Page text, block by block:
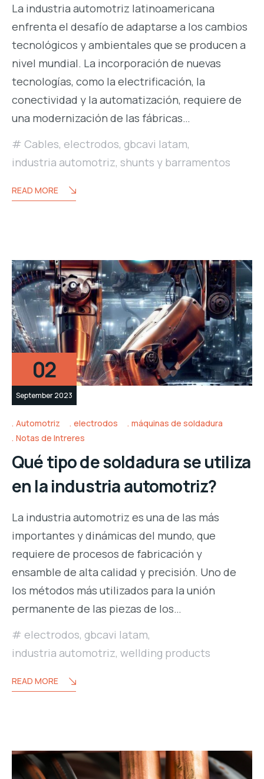
La industria automotriz latinoamericana
enfrenta el desafío de adaptarse a los cambios
tecnológicos y ambientales que se producen a
nivel mundial. La incorporación de nuevas
tecnologías, como la electrificación, la
conectividad y la automatización, requiere de
una modernización de las fábricas…
Cables, electrodos, gbcavi latam,
industria automotriz, shunts y barramentos
READ MORE
02
September 2023
Automotriz electrodos
máquinas de soldadura
Notas de Intreres
Qué tipo de soldadura se utiliza
en la industria automotriz?
La industria automotriz es una de las más
importantes y dinámicas del mundo, que
requiere de procesos de fabricación y
ensamble de alta calidad y precisión. Uno de
los métodos más utilizados para la unión
permanente de las piezas de los…
electrodos, gbcavi latam,
industria automotriz, wellding products
READ MORE